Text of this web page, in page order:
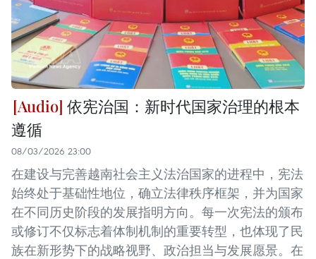
依宪治国：新时代国家治理的根本
遵循
08/03/2026 23:00
在建设与完善越南社会主义法治国家的进程中，宪法
始终处于基础性地位，确立法律秩序框架，并为国家
在不同历史阶段的发展指明方向。每一次宪法的颁布
或修订不仅标志着体制机制的重要转型，也体现了民
族在新形势下的战略视野、政治担当与发展愿景。在